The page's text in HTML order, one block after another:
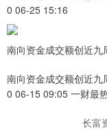
0 06-25 15:16
南向资金成交额创近
南向资金成交额创近
0 06-15 09:05 一财最
长富